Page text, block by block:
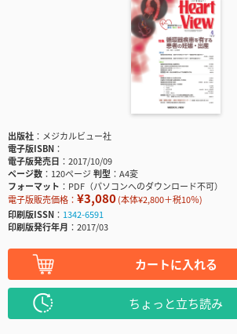
出版社
メジカルビュー社
電子版ISBN
電子版発売日
2017/10/09
ページ数
120ページ判型
A4変
フォーマット
PDF（パソコンへのダウンロード不可）
電子版販売価格： ¥3,080(本体¥2,800＋税10％)
印刷版ISSN
1342-6591
印刷版発行年月
2017/03
カートに入れる
ちょっと立ち読み